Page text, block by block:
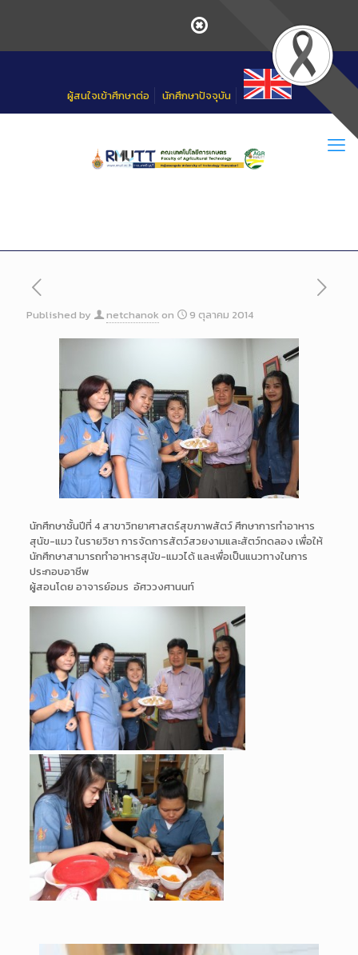
ผู้สนใจเข้าศึกษาต่อ นักศึกษาปัจจุบัน
Published by netchanok on 9 ตุลาคม 2014
นักศึกษาชั้นปีที่ 4 สาขาวิทยาศาสตร์สุขภาพสัตว์ ศึกษาการทำอาหาร
สุนัข-แมว ในรายวิชา การจัดการสัตว์สวยงามและสัตว์ทดลอง เพื่อให้
นักศึกษาสามารถทำอาหารสุนัข-แมวได้ และเพื่อเป็นแนวทางในการ
ประกอบอาชีพ
ผู้สอนโดย อาจารย์อมร อัศววงศานนท์